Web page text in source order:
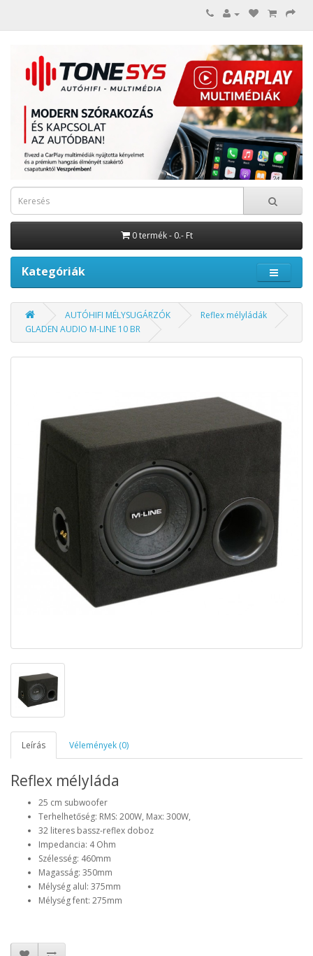
0 termék - 0.- Ft
Kategóriák
AUTÓHIFI MÉLYSUGÁRZÓK
Reflex mélyládák
GLADEN AUDIO M-LINE 10 BR
Leírás Vélemények (0)
Reflex mélyláda
25 cm subwoofer
Terhelhetőség: RMS: 200W, Max: 300W,
32 literes bassz-reflex doboz
Impedancia: 4 Ohm
Szélesség: 460mm
Magasság: 350mm
Mélység alul: 375mm
Mélység fent: 275mm